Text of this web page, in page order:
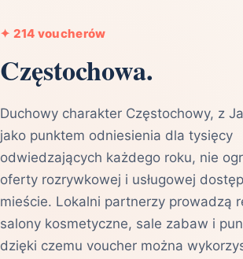
✦ 214 voucherów
Częstochowa.
Duchowy charakter Częstochowy, z
jako punktem odniesienia dla tysięcy
odwiedzających każdego roku, nie
oferty rozrywkowej i usługowej
mieście. Lokalni partnerzy prowadzą
salony kosmetyczne, sale zabaw i
dzięki czemu voucher można